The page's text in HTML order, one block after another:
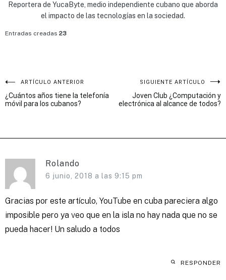
Reportera de YucaByte, medio independiente cubano que aborda
el impacto de las tecnologías en la sociedad.
Entradas creadas 23
Navegación
de
ARTÍCULO ANTERIOR
¿Cuántos años tiene la telefonía
móvil para los cubanos?
SIGUIENTE ARTÍCULO
Joven Club ¿Computación y
electrónica al alcance de todos?
Rolando
6 junio, 2018 a las 9:15 pm
Gracias por este artículo, YouTube en cuba pareciera algo
imposible pero ya veo que en la isla no hay nada que no se
pueda hacer! Un saludo a todos
RESPONDER